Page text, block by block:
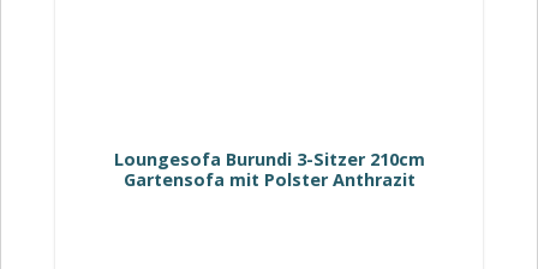
Loungesofa Burundi 3-Sitzer 210cm
Gartensofa mit Polster Anthrazit